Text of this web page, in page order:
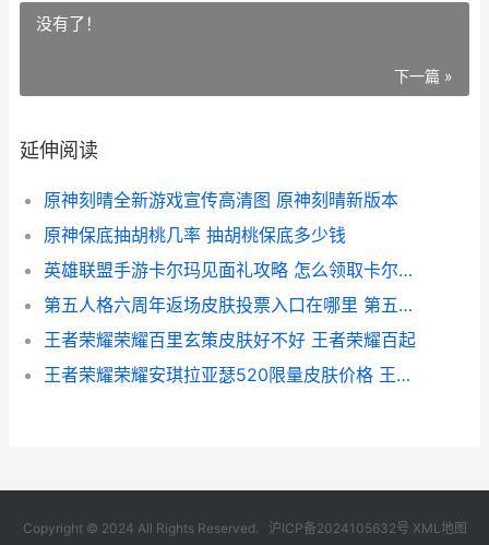
没有了！
下一篇 »
延伸阅读
原神刻晴全新游戏宣传高清图 原神刻晴新版本
原神保底抽胡桃几率 抽胡桃保底多少钱
英雄联盟手游卡尔玛见面礼攻略 怎么领取卡尔玛见面礼
第五人格六周年返场皮肤投票入口在哪里 第五人格六周年头像
王者荣耀荣耀百里玄策皮肤好不好 王者荣耀百起
王者荣耀荣耀安琪拉亚瑟520限量皮肤价格 王者荣耀安卓区服大全
Copyright © 2024 All Rights Reserved. 沪ICP备2024105632号 XML地图